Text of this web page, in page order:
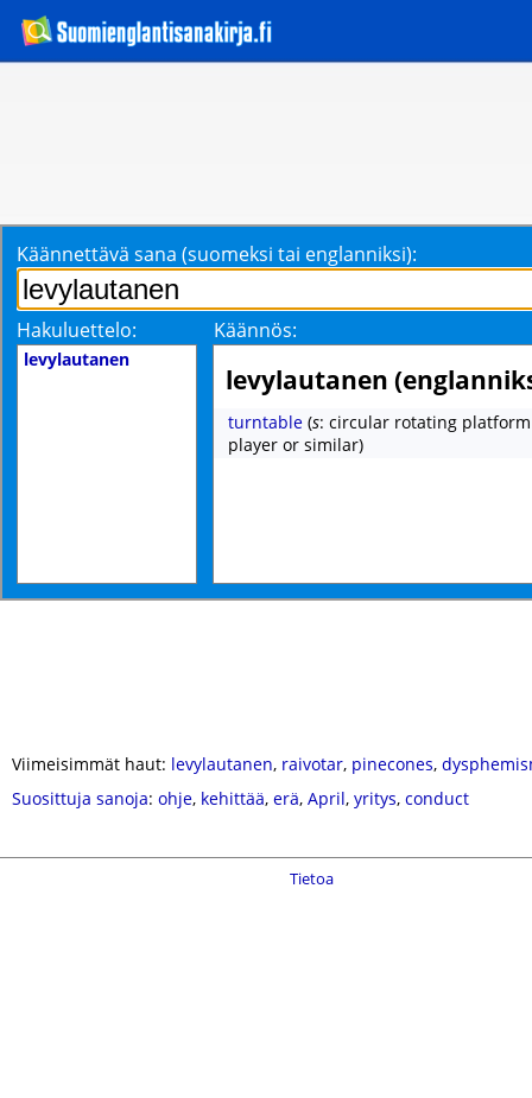
Käännettävä sana (suomeksi tai englanniksi):
Hakuluettelo: Käännös:
levylautanen
levylautanen
turntable (s: circular rotating
player or similar)
Viimeisimmät haut: levylautanen, raivotar, pinecones,
Suosittuja sanoja: ohje, kehittää, erä, April, yritys, conduct
Tietoa